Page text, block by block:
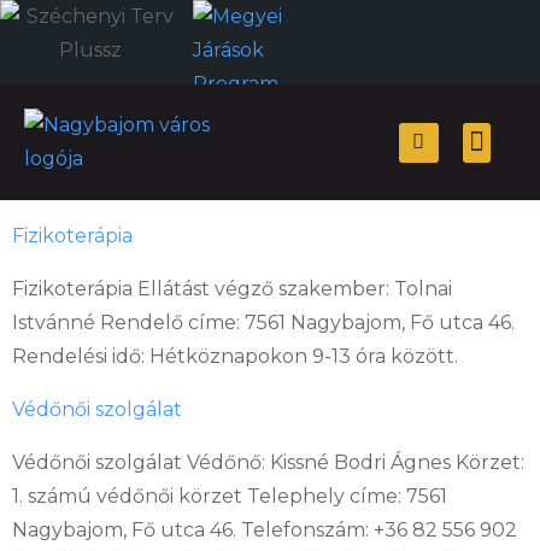
Fizikoterápia
Fizikoterápia Ellátást végző szakember: Tolnai
Istvánné Rendelő címe: 7561 Nagybajom, Fő utca 46.
Rendelési idő: Hétköznapokon 9-13 óra között.
Védőnői szolgálat
Védőnői szolgálat Védőnő: Kissné Bodri Ágnes Körzet:
1. számú védőnői körzet Telephely címe: 7561
Nagybajom, Fő utca 46. Telefonszám: +36 82 556 902